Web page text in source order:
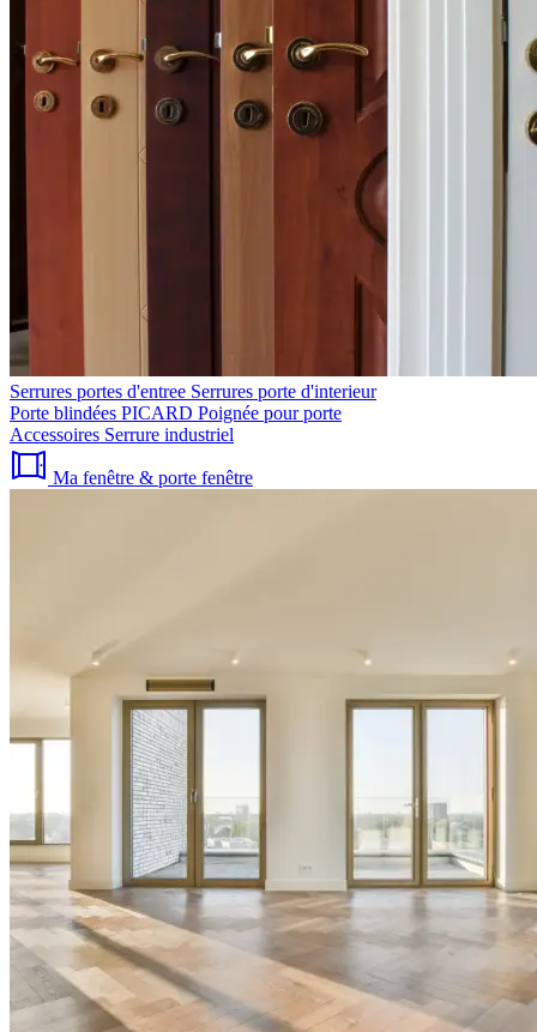
Serrures portes d'entree Serrures porte d'interieur
Porte blindées PICARD Poignée pour porte
Accessoires Serrure industriel
Ma fenêtre & porte fenêtre